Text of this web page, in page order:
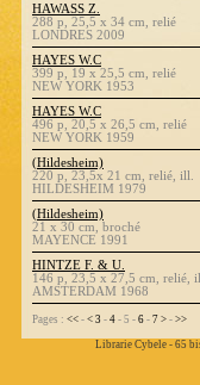
HAWASS Z.
288 p, 25,5 x 34 cm, relié
LONDRES 2009
HAYES W.C
399 p, 19 x 25,5 cm, relié
NEW YORK 1953
HAYES W.C
496 p, 20,5 x 26,5 cm, relié
NEW YORK 1959
(Hildesheim)
220 p, 23,5x 21 cm, relié, ill.
HILDESHEIM 1979
(Hildesheim)
21 x 30 cm, broché
MAYENCE 1991
HINTZE F. & U.
146 p, 23,5 x 27,5 cm, relié,
AMSTERDAM 1968
Pages : << - < 3 - 4 - 5 - 6 - 7 > - >>
Librarie Cybele - 65